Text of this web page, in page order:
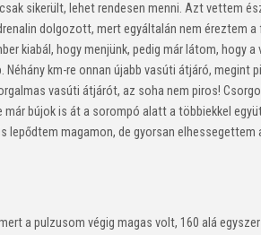
sikerült, lehet rendesen menni. Azt vettem
dolgozott, mert egyáltalán nem éreztem
kiabál, hogy menjünk, pedig már látom, hogy a
km-re onnan újabb vasúti átjáró, megint
vasúti átjárót, az soha nem piros!
bújok is át a sorompó alatt a többiekkel
lepődtem magamon, de gyorsan
a pulzusom végig magas volt, 160 alá